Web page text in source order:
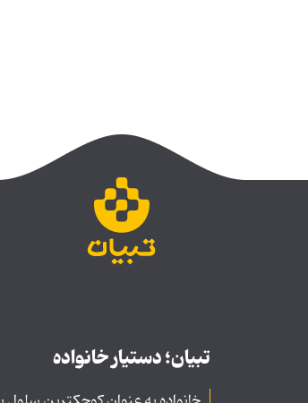
تبیان؛ دستیار خانواده